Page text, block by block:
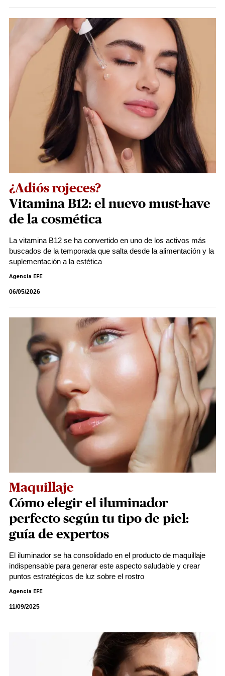
¿Adiós rojeces?
Vitamina B12: el nuevo must-have
de la cosmética
La vitamina B12 se ha convertido en uno de los activos más
buscados de la temporada que salta desde la alimentación y la
suplementación a la estética
Agencia EFE
06/05/2026
Maquillaje
Cómo elegir el iluminador
perfecto según tu tipo de piel:
guía de expertos
El iluminador se ha consolidado en el producto de maquillaje
indispensable para generar este aspecto saludable y crear
puntos estratégicos de luz sobre el rostro
Agencia EFE
11/09/2025